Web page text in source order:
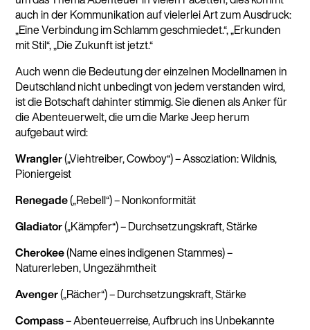
auch in der Kommunikation auf vielerlei Art zum Ausdruck:
„Eine Verbindung im Schlamm geschmiedet.“, „Erkunden
mit Stil“, „Die Zukunft ist jetzt.“
Auch wenn die Bedeutung der einzelnen Modellnamen in
Deutschland nicht unbedingt von jedem verstanden wird,
ist die Botschaft dahinter stimmig. Sie dienen als Anker für
die Abenteuerwelt, die um die Marke Jeep herum
aufgebaut wird:
Wrangler(„Viehtreiber, Cowboy“) – Assoziation: Wildnis,
Pioniergeist
Renegade(„Rebell“) – Nonkonformität
Gladiator(„Kämpfer“) – Durchsetzungskraft, Stärke
Cherokee(Name eines indigenen Stammes) –
Naturerleben, Ungezähmtheit
Avenger(„Rächer“) – Durchsetzungskraft, Stärke
Compass– Abenteuerreise, Aufbruch ins Unbekannte